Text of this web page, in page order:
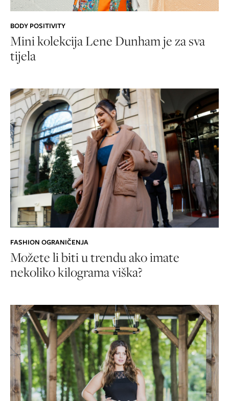
BODY POSITIVITY
Mini kolekcija Lene Dunham je za sva
tijela
FASHION OGRANIČENJA
Možete li biti u trendu ako imate
nekoliko kilograma viška?